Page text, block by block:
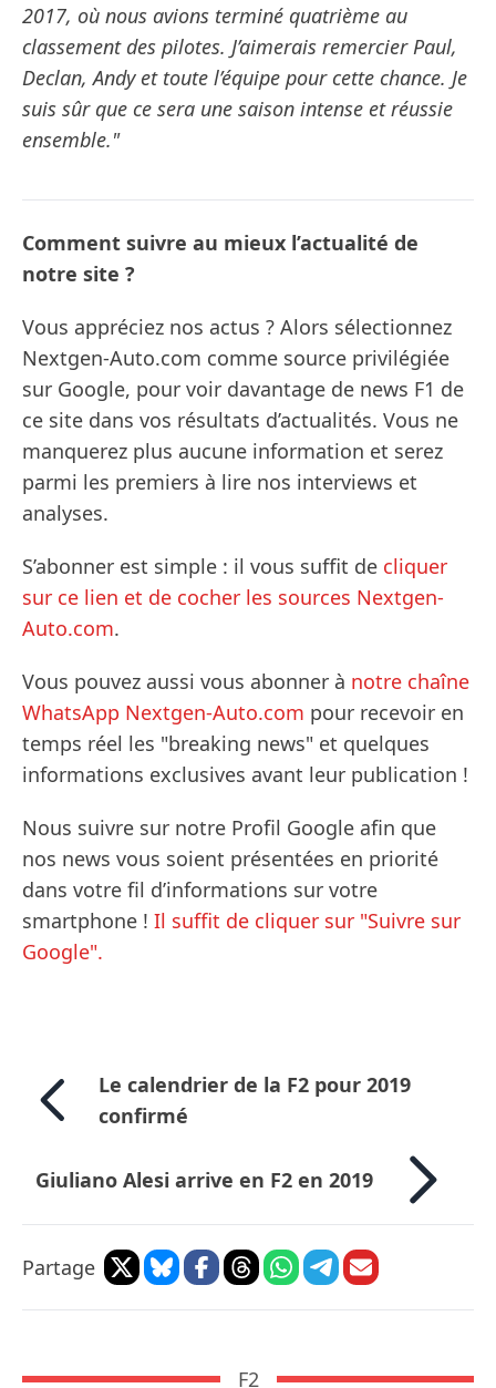
2017, où nous avions terminé quatrième au
classement des pilotes. J’aimerais remercier Paul,
Declan, Andy et toute l’équipe pour cette chance. Je
suis sûr que ce sera une saison intense et réussie
ensemble."
Comment suivre au mieux l’actualité de
notre site ?
Vous appréciez nos actus ? Alors sélectionnez
Nextgen-Auto.com comme source privilégiée
sur Google, pour voir davantage de news F1 de
ce site dans vos résultats d’actualités. Vous ne
manquerez plus aucune information et serez
parmi les premiers à lire nos interviews et
analyses.
S’abonner est simple : il vous suffit de cliquer
sur ce lien et de cocher les sources Nextgen-
Auto.com.
Vous pouvez aussi vous abonner à notre chaîne
WhatsApp Nextgen-Auto.com pour recevoir en
temps réel les "breaking news" et quelques
informations exclusives avant leur publication !
Nous suivre sur notre Profil Google afin que
nos news vous soient présentées en priorité
dans votre fil d’informations sur votre
smartphone ! Il suffit de cliquer sur "Suivre sur
Google".
Le calendrier de la F2 pour 2019
confirmé
Giuliano Alesi arrive en F2 en 2019
Partage
F2